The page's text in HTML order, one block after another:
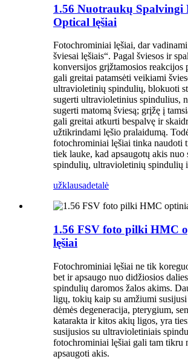
1.56 Nuotraukų Spalvingi
Optical lęšiai
Fotochrominiai lęšiai, dar
šviesai lęšiais“. Pagal šviesos ir
konversijos grįžtamosios reakcijos
gali greitai patamsėti veikiami
ultravioletinių spindulių, blokuoti
sugerti ultravioletinius spindulius,
sugerti matomą šviesą; grįžę į
gali greitai atkurti bespalvę ir
užtikrindami lęšio pralaidumą.
fotochrominiai lęšiai tinka naudoti
tiek lauke, kad apsaugotų akis nuo
spindulių, ultravioletinių spindulių
užklausadetalė
1.56 FSV foto pilki HMC
lęšiai
Fotochrominiai lęšiai ne tik
bet ir apsaugo nuo didžiosios
spindulių daromos žalos akims.
ligų, tokių kaip su amžiumi
dėmės degeneracija, pterygium,
katarakta ir kitos akių ligos, yra
susijusios su ultravioletiniais
fotochrominiai lęšiai gali tam tikru
apsaugoti akis.